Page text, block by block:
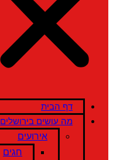
דף הבית
מה עושים בירושלים
אירועים
חגים